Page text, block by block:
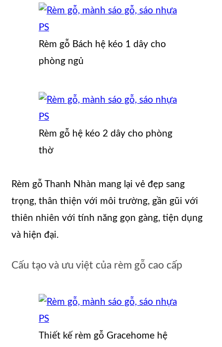
Rèm gỗ Bách hệ kéo 1 dây cho
phòng ngủ
Rèm gỗ hệ kéo 2 dây cho phòng
thờ
Rèm gỗ Thanh Nhàn mang lại vẻ đẹp sang
trọng, thân thiện với môi trường, gần gũi với
thiên nhiên với tính năng gọn gàng, tiện dụng
và hiện đại.
Cấu tạo và ưu việt của rèm gỗ cao cấp
Thiết kế rèm gỗ Gracehome hệ